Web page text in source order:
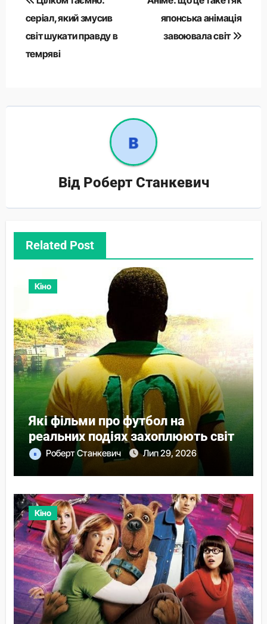
записів
серіал, який змусив
світ шукати правду в
темряві
японська анімація
завоювала світ
Від Роберт Станкевич
Related Post
Кіно
Які фільми про футбол на
реальних подіях захоплюють світ
Роберт Станкевич Лип 29, 2026
Кіно